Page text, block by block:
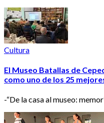
Cultura
El Museo Batallas de
como uno de los 25
-“De la casa al museo: